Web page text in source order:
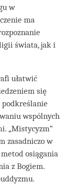
w
ma
świata, jak i
ułatwić
się
podkreślanie
wspólnych
„Mistycyzm”
zasadniczo w
osiągania
z Bogiem.